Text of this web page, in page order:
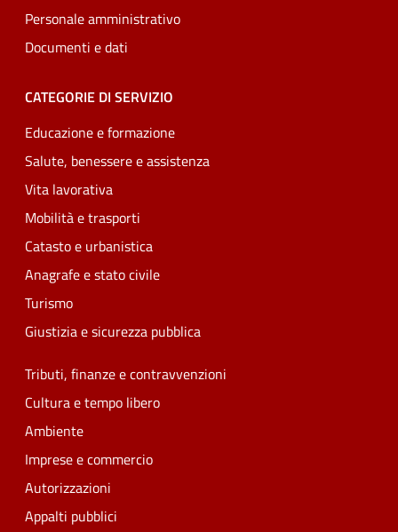
Personale amministrativo
Documenti e dati
CATEGORIE DI SERVIZIO
Educazione e formazione
Salute, benessere e assistenza
Vita lavorativa
Mobilità e trasporti
Catasto e urbanistica
Anagrafe e stato civile
Turismo
Giustizia e sicurezza pubblica
Tributi, finanze e contravvenzioni
Cultura e tempo libero
Ambiente
Imprese e commercio
Autorizzazioni
Appalti pubblici